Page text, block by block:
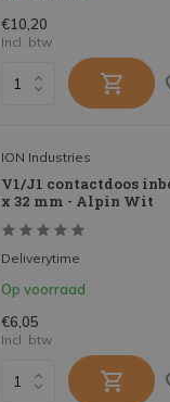
€10,20
Incl. btw
ION Industries
V1/J1 contactdoos
x 32 mm - Alpin Wit
Deliverytime
Op voorraad
€6,05
Incl. btw